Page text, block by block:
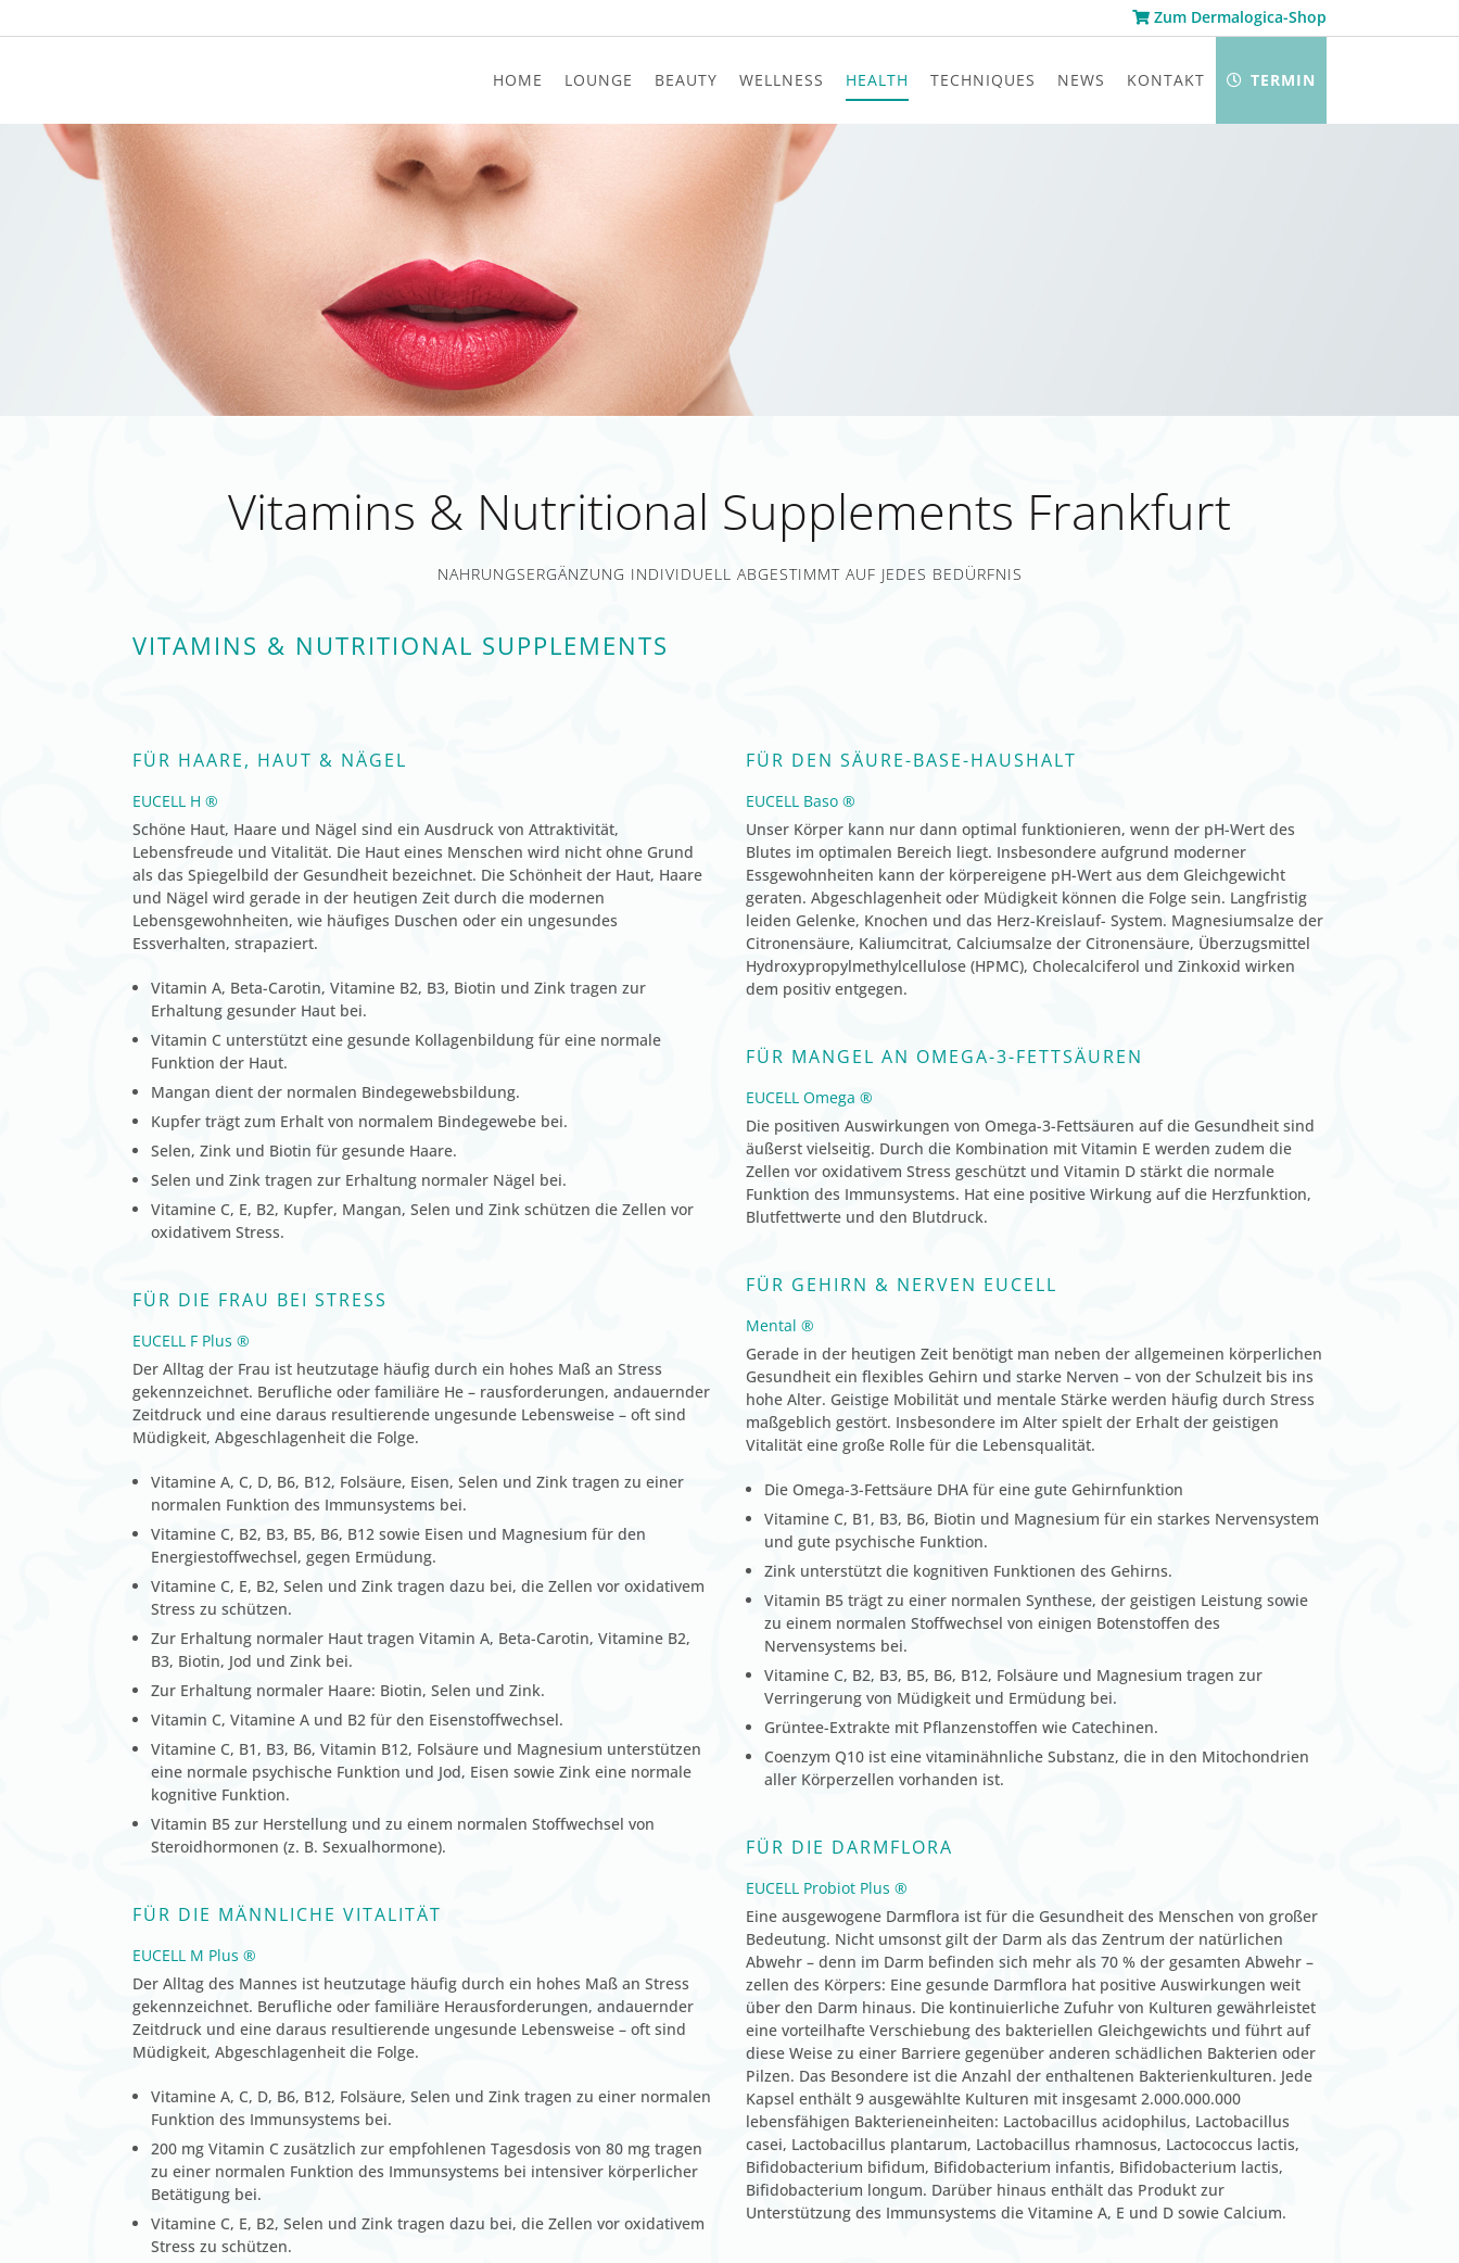
Zum Dermalogica-Shop
HOME LOUNGE BEAUTY WELLNESS HEALTH TECHNIQUES NEWS KONTAKT TERMIN
Vitamins & Nutritional Supplements Frankfurt
NAHRUNGSERGÄNZUNG INDIVIDUELL ABGESTIMMT AUF JEDES BEDÜRFNIS
VITAMINS & NUTRITIONAL SUPPLEMENTS
FÜR HAARE, HAUT & NÄGEL
EUCELL H ®
Schöne Haut, Haare und Nägel sind ein Ausdruck von Attraktivität,
Lebensfreude und Vitalität. Die Haut eines Menschen wird nicht ohne Grund
als das Spiegelbild der Gesundheit bezeichnet. Die Schönheit der Haut, Haare
und Nägel wird gerade in der heutigen Zeit durch die modernen
Lebensgewohnheiten, wie häufiges Duschen oder ein ungesundes
Essverhalten, strapaziert.
Vitamin A, Beta-Carotin, Vitamine B2, B3, Biotin und Zink tragen zur
Erhaltung gesunder Haut bei.
Vitamin C unterstützt eine gesunde Kollagenbildung für eine normale
Funktion der Haut.
Mangan dient der normalen Bindegewebsbildung.
Kupfer trägt zum Erhalt von normalem Bindegewebe bei.
Selen, Zink und Biotin für gesunde Haare.
Selen und Zink tragen zur Erhaltung normaler Nägel bei.
Vitamine C, E, B2, Kupfer, Mangan, Selen und Zink schützen die Zellen vor
oxidativem Stress.
FÜR DIE FRAU BEI STRESS
EUCELL F Plus ®
Der Alltag der Frau ist heutzutage häufig durch ein hohes Maß an Stress
gekennzeichnet. Berufliche oder familiäre He – rausforderungen, andauernder
Zeitdruck und eine daraus resultierende ungesunde Lebensweise – oft sind
Müdigkeit, Abgeschlagenheit die Folge.
Vitamine A, C, D, B6, B12, Folsäure, Eisen, Selen und Zink tragen zu einer
normalen Funktion des Immunsystems bei.
Vitamine C, B2, B3, B5, B6, B12 sowie Eisen und Magnesium für den
Energiestoffwechsel, gegen Ermüdung.
Vitamine C, E, B2, Selen und Zink tragen dazu bei, die Zellen vor oxidativem
Stress zu schützen.
Zur Erhaltung normaler Haut tragen Vitamin A, Beta-Carotin, Vitamine B2,
B3, Biotin, Jod und Zink bei.
Zur Erhaltung normaler Haare: Biotin, Selen und Zink.
Vitamin C, Vitamine A und B2 für den Eisenstoffwechsel.
Vitamine C, B1, B3, B6, Vitamin B12, Folsäure und Magnesium unterstützen
eine normale psychische Funktion und Jod, Eisen sowie Zink eine normale
kognitive Funktion.
Vitamin B5 zur Herstellung und zu einem normalen Stoffwechsel von
Steroidhormonen (z. B. Sexualhormone).
FÜR DIE MÄNNLICHE VITALITÄT
EUCELL M Plus ®
Der Alltag des Mannes ist heutzutage häufig durch ein hohes Maß an Stress
gekennzeichnet. Berufliche oder familiäre Herausforderungen, andauernder
Zeitdruck und eine daraus resultierende ungesunde Lebensweise – oft sind
Müdigkeit, Abgeschlagenheit die Folge.
Vitamine A, C, D, B6, B12, Folsäure, Selen und Zink tragen zu einer normalen
Funktion des Immunsystems bei.
200 mg Vitamin C zusätzlich zur empfohlenen Tagesdosis von 80 mg tragen
zu einer normalen Funktion des Immunsystems bei intensiver körperlicher
Betätigung bei.
Vitamine C, E, B2, Selen und Zink tragen dazu bei, die Zellen vor oxidativem
Stress zu schützen.
FÜR DEN SÄURE-BASE-HAUSHALT
EUCELL Baso ®
Unser Körper kann nur dann optimal funktionieren, wenn der pH-Wert des
Blutes im optimalen Bereich liegt. Insbesondere aufgrund moderner
Essgewohnheiten kann der körpereigene pH-Wert aus dem Gleichgewicht
geraten. Abgeschlagenheit oder Müdigkeit können die Folge sein. Langfristig
leiden Gelenke, Knochen und das Herz-Kreislauf- System. Magnesiumsalze der
Citronensäure, Kaliumcitrat, Calciumsalze der Citronensäure, Überzugsmittel
Hydroxypropylmethylcellulose (HPMC), Cholecalciferol und Zinkoxid wirken
dem positiv entgegen.
FÜR MANGEL AN OMEGA-3-FETTSÄUREN
EUCELL Omega ®
Die positiven Auswirkungen von Omega-3-Fettsäuren auf die Gesundheit sind
äußerst vielseitig. Durch die Kombination mit Vitamin E werden zudem die
Zellen vor oxidativem Stress geschützt und Vitamin D stärkt die normale
Funktion des Immunsystems. Hat eine positive Wirkung auf die Herzfunktion,
Blutfettwerte und den Blutdruck.
FÜR GEHIRN & NERVEN EUCELL
Mental ®
Gerade in der heutigen Zeit benötigt man neben der allgemeinen körperlichen
Gesundheit ein flexibles Gehirn und starke Nerven – von der Schulzeit bis ins
hohe Alter. Geistige Mobilität und mentale Stärke werden häufig durch Stress
maßgeblich gestört. Insbesondere im Alter spielt der Erhalt der geistigen
Vitalität eine große Rolle für die Lebensqualität.
Die Omega-3-Fettsäure DHA für eine gute Gehirnfunktion
Vitamine C, B1, B3, B6, Biotin und Magnesium für ein starkes Nervensystem
und gute psychische Funktion.
Zink unterstützt die kognitiven Funktionen des Gehirns.
Vitamin B5 trägt zu einer normalen Synthese, der geistigen Leistung sowie
zu einem normalen Stoffwechsel von einigen Botenstoffen des
Nervensystems bei.
Vitamine C, B2, B3, B5, B6, B12, Folsäure und Magnesium tragen zur
Verringerung von Müdigkeit und Ermüdung bei.
Grüntee-Extrakte mit Pflanzenstoffen wie Catechinen.
Coenzym Q10 ist eine vitaminähnliche Substanz, die in den Mitochondrien
aller Körperzellen vorhanden ist.
FÜR DIE DARMFLORA
EUCELL Probiot Plus ®
Eine ausgewogene Darmflora ist für die Gesundheit des Menschen von großer
Bedeutung. Nicht umsonst gilt der Darm als das Zentrum der natürlichen
Abwehr – denn im Darm befinden sich mehr als 70 % der gesamten Abwehr –
zellen des Körpers: Eine gesunde Darmflora hat positive Auswirkungen weit
über den Darm hinaus. Die kontinuierliche Zufuhr von Kulturen gewährleistet
eine vorteilhafte Verschiebung des bakteriellen Gleichgewichts und führt auf
diese Weise zu einer Barriere gegenüber anderen schädlichen Bakterien oder
Pilzen. Das Besondere ist die Anzahl der enthaltenen Bakterienkulturen. Jede
Kapsel enthält 9 ausgewählte Kulturen mit insgesamt 2.000.000.000
lebensfähigen Bakterieneinheiten: Lactobacillus acidophilus, Lactobacillus
casei, Lactobacillus plantarum, Lactobacillus rhamnosus, Lactococcus lactis,
Bifidobacterium bifidum, Bifidobacterium infantis, Bifidobacterium lactis,
Bifidobacterium longum. Darüber hinaus enthält das Produkt zur
Unterstützung des Immunsystems die Vitamine A, E und D sowie Calcium.